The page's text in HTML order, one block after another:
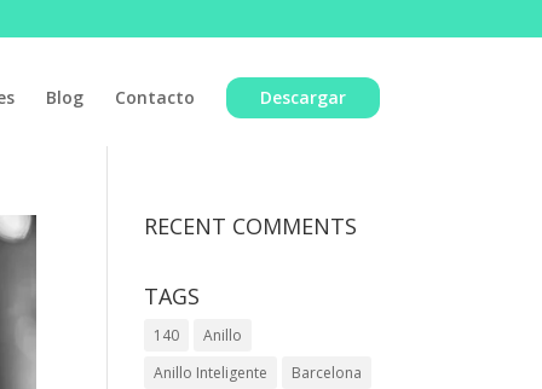
Blog Contacto Descargar
RECENT COMMENTS
TAGS
140
Anillo
Anillo Inteligente
Barcelona